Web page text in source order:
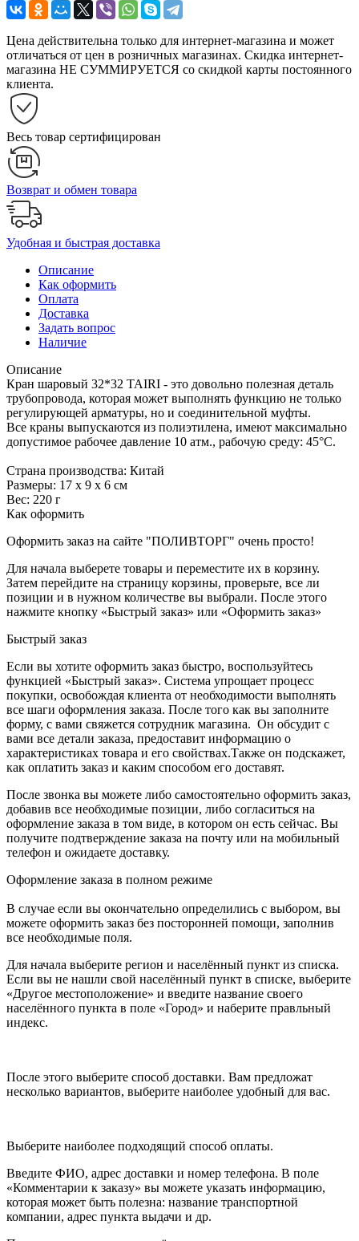
Цена действительна только для интернет-магазина и может
отличаться от цен в розничных магазинах. Скидка интернет-
магазина НЕ СУММИРУЕТСЯ со скидкой карты постоянного
клиента.
Весь товар сертифицирован
Возврат и обмен товара
Удобная и быстрая доставка
Описание
Как оформить
Оплата
Доставка
Задать вопрос
Наличие
Описание
Кран шаровый 32*32 TAIRI - это довольно полезная деталь
трубопровода, которая может выполнять функцию не только
регулирующей арматуры, но и соединительной муфты.
Все краны выпускаются из полиэтилена, имеют максимально
допустимое рабочее давление 10 атм., рабочую среду: 45°С.
Страна производства: Китай
Размеры: 17 х 9 х 6 см
Вес: 220 г
Как оформить
Оформить заказ на сайте "ПОЛИВТОРГ" очень просто!
Для начала выберете товары и переместите их в корзину.
Затем перейдите на страницу корзины, проверьте, все ли
позиции и в нужном количестве вы выбрали. После этого
нажмите кнопку «Быстрый заказ» или «Оформить заказ»
Быстрый заказ
Если вы хотите оформить заказ быстро, воспользуйтесь
функцией «Быстрый заказ». Система упрощает процесс
покупки, освобождая клиента от необходимости выполнять
все шаги оформления заказа. После того как вы заполните
форму, с вами свяжется сотрудник магазина. Он обсудит с
вами все детали заказа, предоставит информацию о
характеристиках товара и его свойствах.Также он подскажет,
как оплатить заказ и каким способом его доставят.
После звонка вы можете либо самостоятельно оформить заказ,
добавив все необходимые позиции, либо согласиться на
оформление заказа в том виде, в котором он есть сейчас. Вы
получите подтверждение заказа на почту или на мобильный
телефон и ожидаете доставку.
Оформление заказа в полном режиме
В случае если вы окончательно определились с выбором, вы
можете оформить заказ без посторонней помощи, заполнив
все необходимые поля.
Для начала выберите регион и населённый пункт из списка.
Если вы не нашли свой населённый пункт в списке, выберите
«Другое местоположение» и введите название своего
населённого пункта в поле «Город» и наберите правльный
индекс.
После этого выберите способ доставки. Вам предложат
несколько вариантов, выберите наиболее удобный для вас.
Выберите наиболее подходящий способ оплаты.
Введите ФИО, адрес доставки и номер телефона. В поле
«Комментарии к заказу» вы можете указать информацию,
которая может быть полезна: название транспортной
компании, адрес пункта выдачи и др.